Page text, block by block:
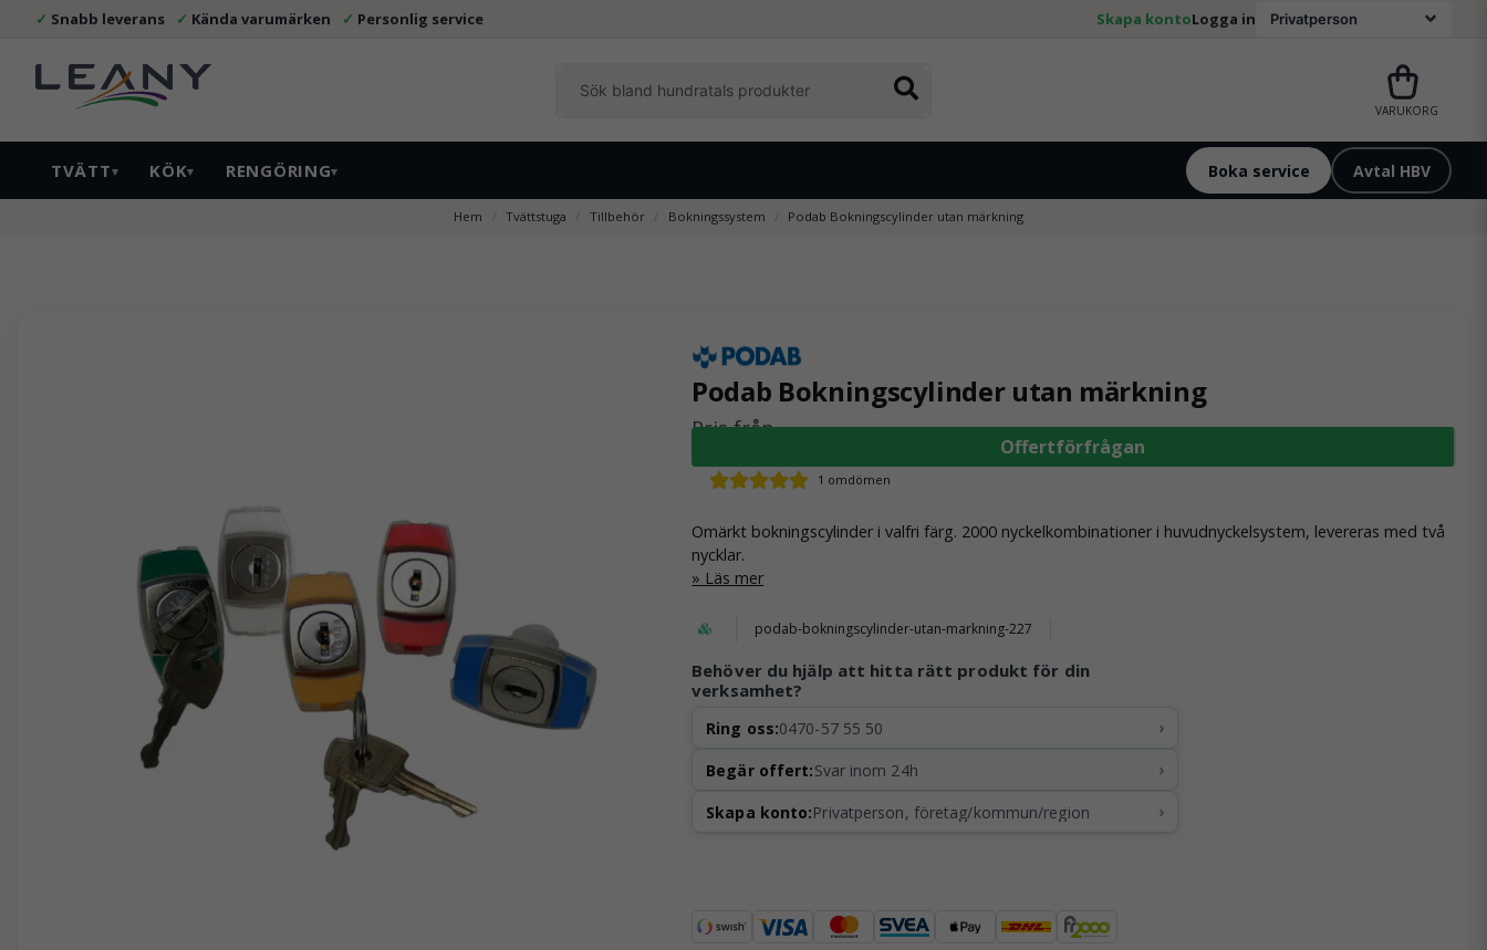
Snabb leverans Kända varumärken Personlig service Skapa kontoLogga in
VARUKORG
TVÄTT▾ KÖK▾ RENGÖRING▾ Boka service Avtal HBV
Hem Tvättstuga Tillbehör Bokningssystem Podab Bokningscylinder utan märkning
Podab Bokningscylinder utan märkning
Pris från
Offertförfrågan
1 omdömen
Omärkt bokningscylinder i valfri färg. 2000 nyckelkombinationer i huvudnyckelsystem, levereras med två
nycklar.
Läs mer
podab-bokningscylinder-utan-markning-227
Behöver du hjälp att hitta rätt produkt för din
verksamhet?
Ring oss:0470-57 55 50 ›
Begär offert:Svar inom 24h ›
Skapa konto:Privatperson, företag/kommun/region ›